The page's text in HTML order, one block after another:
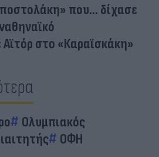
που… δίχασε
στο «Καραϊσκάκη»
Ολυμπιακός
ΟΦΗ